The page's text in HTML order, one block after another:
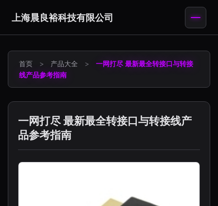
上海晨良裕科技有限公司
首页 > 产品大全 >
一网打尽 最新最全转接口与转接
线产品参考指南
一网打尽 最新最全转接口与转接线产
品参考指南